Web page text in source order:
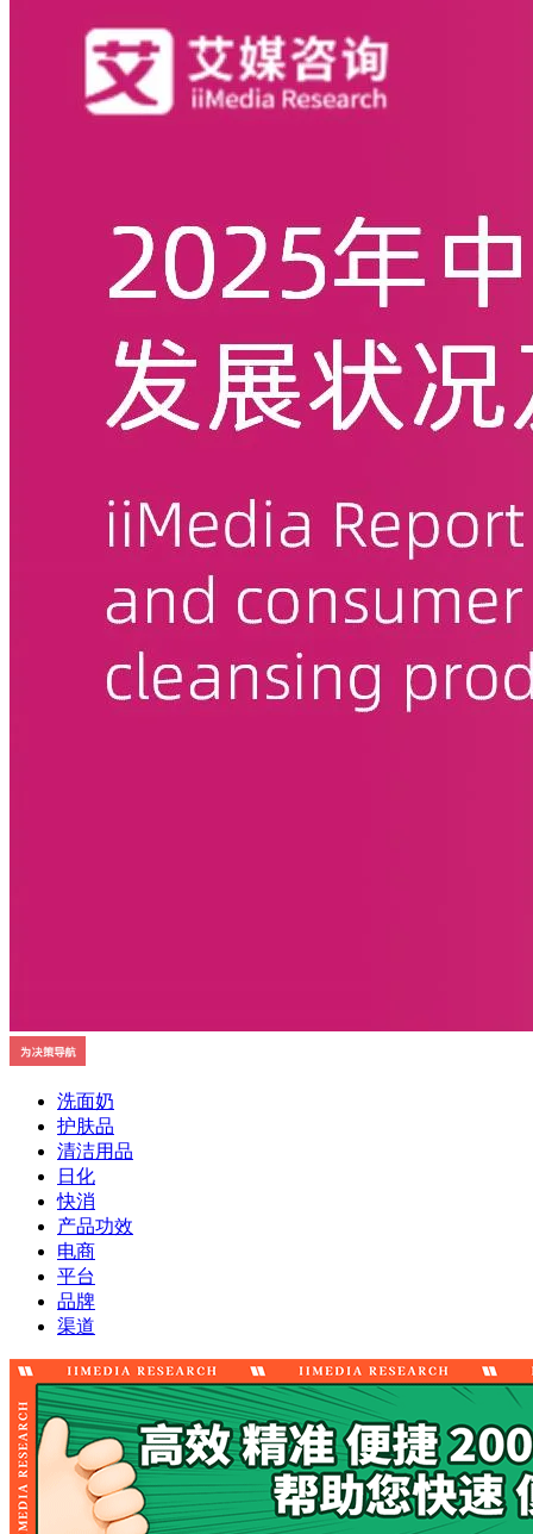
洗面奶
护肤品
清洁用品
日化
快消
产品功效
电商
平台
品牌
渠道